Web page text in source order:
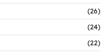
(26)
(24)
(22)